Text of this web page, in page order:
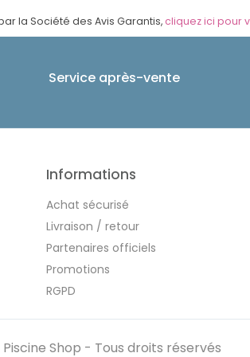
la Société des Avis Garantis,cliquez ici pour
Service après-vente
Informations
Achat sécurisé
Livraison / retour
Partenaires officiels
Promotions
RGPD
Piscine Shop - Tous droits réservés